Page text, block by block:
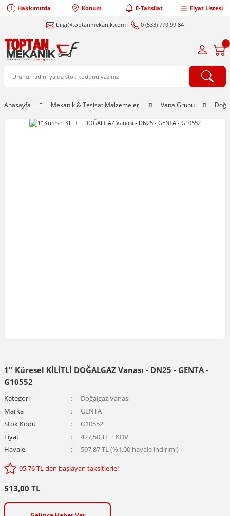
Hakkımızda Konum E-Tahsilat Fiyat Listesi
bilgi@toptanmekanik.com 0 (533) 779 99 84
Anasayfa Mekanik & Tesisat Malzemeleri Vana Grubu
1'' Küresel KİLİTLİ DOĞALGAZ Vanası - DN25 - GENTA -
G10552
Kategori
Doğalgaz Vanası
Marka
GENTA
Stok Kodu
G10552
Fiyat
427,50 TL + KDV
Havale
507,87 TL (%1,00 havale indirimi)
95,76 TL den başlayan taksitlerle!
513,00 TL